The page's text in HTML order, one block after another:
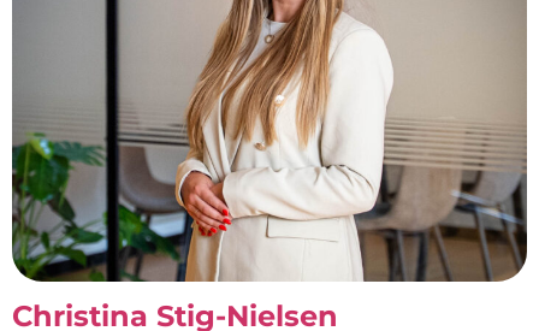
Christina Stig-Nielsen